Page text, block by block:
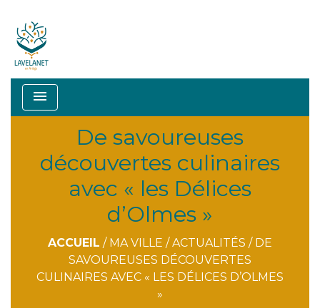
menu
De savoureuses
découvertes culinaires
avec « les Délices
d’Olmes »
ACCUEIL / MA VILLE /ACTUALITÉS / DE
SAVOUREUSES DÉCOUVERTES
CULINAIRES AVEC « LES DÉLICES D’OLMES
»